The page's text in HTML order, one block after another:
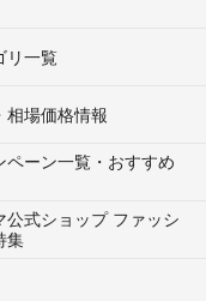
リ一覧
相場価格情報
ペーン一覧・おすすめ
公式ショップ ファッシ
集